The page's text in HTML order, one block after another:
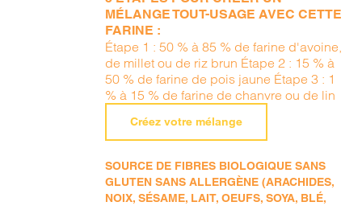
MÉLANGE TOUT-USAGE AVEC CETTE
FARINE :
Étape 1 : 50 % à 85 % de farine d'avoine,
de millet ou de riz brun Étape 2 : 15 % à
50 % de farine de pois jaune Étape 3 : 1
% à 15 % de farine de chanvre ou de lin
Créez votre mélange
SOURCE DE FIBRES BIOLOGIQUE SANS
GLUTEN SANS ALLERGÈNE (ARACHIDES,
NOIX, SÉSAME, LAIT, OEUFS, SOYA, BLÉ,